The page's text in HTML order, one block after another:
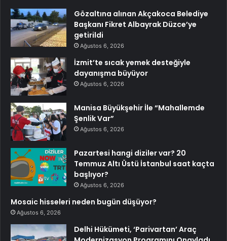
Gözaltına alınan Akçakoca Belediye
Başkanı Fikret Albayrak Düzce’ye
getirildi
Ağustos 6, 2026
İzmit’te sıcak yemek desteğiyle
dayanışma büyüyor
Ağustos 6, 2026
Manisa Büyükşehir İle “Mahallemde
Şenlik Var”
Ağustos 6, 2026
Pazartesi hangi diziler var? 20
Temmuz Altı Üstü İstanbul saat kaçta
başlıyor?
Ağustos 6, 2026
Mosaic hisseleri neden bugün düşüyor?
Ağustos 6, 2026
Delhi Hükümeti, ‘Parivartan’ Araç